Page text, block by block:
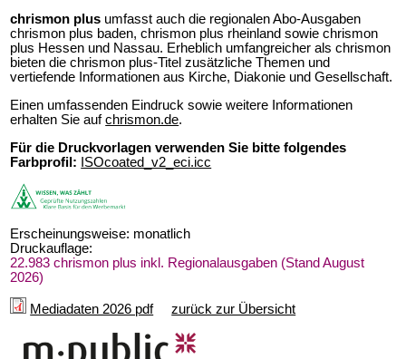
chrismon plus umfasst auch die regionalen Abo-Ausgaben
chrismon plus baden, chrismon plus rheinland sowie chrismon
plus Hessen und Nassau. Erheblich umfangreicher als chrismon
bieten die chrismon plus-Titel zusätzliche Themen und
vertiefende Informationen aus Kirche, Diakonie und Gesellschaft.
Einen umfassenden Eindruck sowie weitere Informationen
erhalten Sie aufchrismon.de.
Für die Druckvorlagen verwenden Sie bitte folgendes
Farbprofil: ISOcoated_v2_eci.icc
Erscheinungsweise: monatlich
Druckauflage:
22.983 chrismon plus inkl. Regionalausgaben (Stand August
2026)
Mediadaten 2026 pdf zurück zur Übersicht